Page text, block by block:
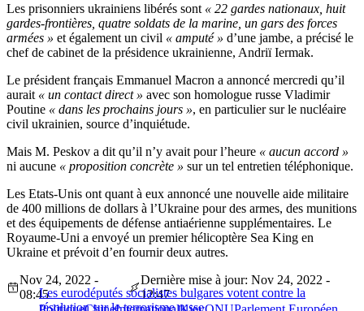
Les prisonniers ukrainiens libérés sont « 22 gardes nationaux, huit
gardes-frontières, quatre soldats de la marine, un gars des forces
armées » et également un civil « amputé » d’une jambe, a précisé le
chef de cabinet de la présidence ukrainienne, Andriï Iermak.
Le président français Emmanuel Macron a annoncé mercredi qu’il
aurait « un contact direct » avec son homologue russe Vladimir
Poutine « dans les prochains jours », en particulier sur le nucléaire
civil ukrainien, source d’inquiétude.
Mais M. Peskov a dit qu’il n’y avait pour l’heure « aucun accord »
ni aucune « proposition concrète » sur un tel entretien téléphonique.
Les Etats-Unis ont quant à eux annoncé une nouvelle aide militaire
de 400 millions de dollars à l’Ukraine pour des armes, des munitions
et des équipements de défense antiaérienne supplémentaires. Le
Royaume-Uni a envoyé un premier hélicoptère Sea King en
Ukraine et prévoit d’en fournir deux autres.
Les eurodéputés socialistes bulgares votent contre la
résolution sur le terrorisme russe
Nov 24, 2022 -
08:45
Dernière mise à jour: Nov 24, 2022 -
12:47